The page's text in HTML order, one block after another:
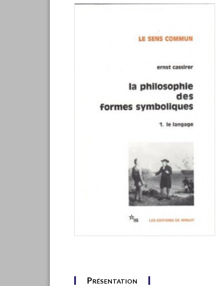
Présentation